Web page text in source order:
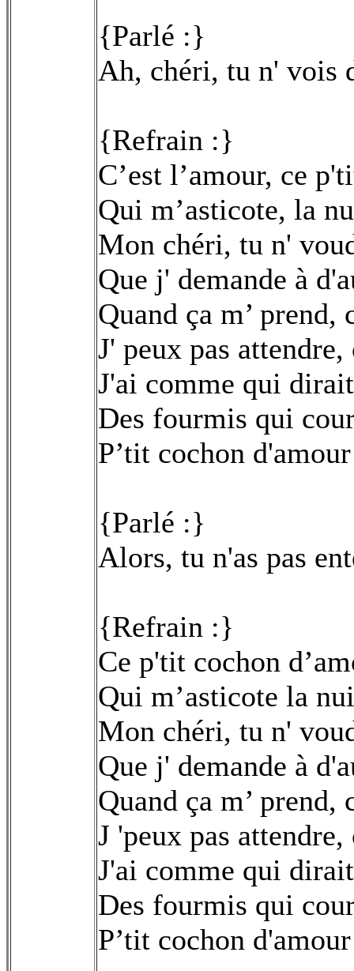
{Parlé :}
Ah, chéri, tu n' vois
{Refrain :}
C’est l’amour, ce
Qui m’asticote, la
Mon chéri, tu n'
Que j' demande à
Quand ça m’ prend,
J' peux pas
J'ai comme qui dirait
Des fourmis qui
P’tit cochon d'amour
{Parlé :}
Alors, tu n'as pas
{Refrain :}
Ce p'tit cochon
Qui m’asticote la
Mon chéri, tu n'
Que j' demande à
Quand ça m’ prend,
J 'peux pas
J'ai comme qui dirait
Des fourmis qui
P’tit cochon